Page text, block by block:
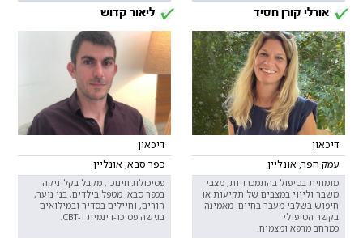
אורלי קורן חסיד
דיכאון
עמק חפר, אונליין
מומחית בטיפול בהתמכרויות, מצבי
משבר וליווי במצבים של תקיעות או
חיפוש בשלבי מעבר בחיים. מאמינה
בקשר הטיפולי
כמרחב מרפא ומצמיח.
ליאור קדוש
דיכאון
כפר סבא, אונליין
פסיכולוג חינוכי, מקבל בקליניקה
בכפר סבא. מטפל בילדים, בני נוער,
הורים, וחיילים בסדיר ובמילואים
בגישה פסיכו-דינמית ו-CBT.